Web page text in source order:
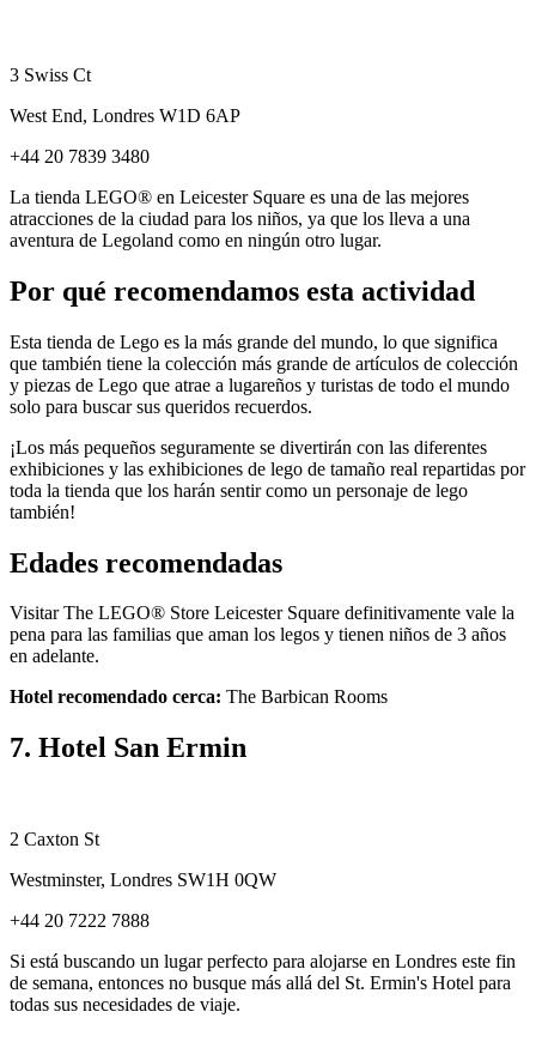
3 Swiss Ct
West End, Londres W1D 6AP
+44 20 7839 3480
La tienda LEGO® en Leicester Square es una de las mejores
atracciones de la ciudad para los niños, ya que los lleva a una
aventura de Legoland como en ningún otro lugar.
Por qué recomendamos esta actividad
Esta tienda de Lego es la más grande del mundo, lo que significa
que también tiene la colección más grande de artículos de colección
y piezas de Lego que atrae a lugareños y turistas de todo el mundo
solo para buscar sus queridos recuerdos.
¡Los más pequeños seguramente se divertirán con las diferentes
exhibiciones y las exhibiciones de lego de tamaño real repartidas por
toda la tienda que los harán sentir como un personaje de lego
también!
Edades recomendadas
Visitar The LEGO® Store Leicester Square definitivamente vale la
pena para las familias que aman los legos y tienen niños de 3 años
en adelante.
Hotel recomendado cerca: The Barbican Rooms
7. Hotel San Ermin
2 Caxton St
Westminster, Londres SW1H 0QW
+44 20 7222 7888
Si está buscando un lugar perfecto para alojarse en Londres este fin
de semana, entonces no busque más allá del St. Ermin's Hotel para
todas sus necesidades de viaje.